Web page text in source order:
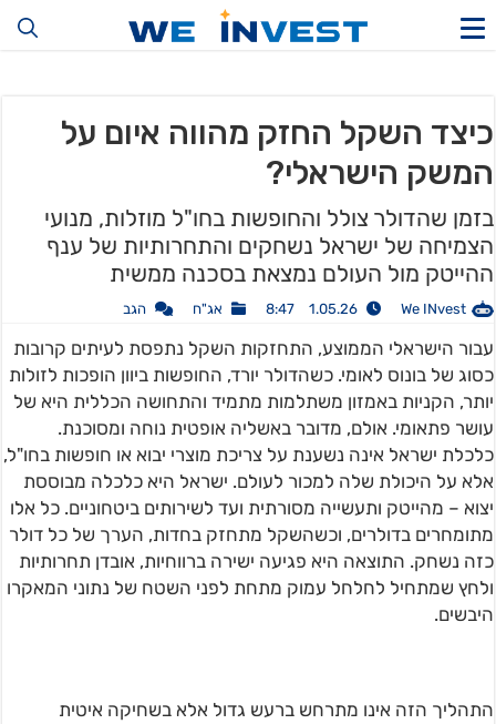
כיצד השקל החזק מהווה איום על
המשק הישראלי?
בזמן שהדולר צולל והחופשות בחו"ל מוזלות, מנועי
הצמיחה של ישראל נשחקים והתחרותיות של ענף
ההייטק מול העולם נמצאת בסכנה ממשית
We INvest
1.05.26 8:47 אג"ח הגב
עבור הישראלי הממוצע, התחזקות השקל נתפסת לעיתים קרובות
כסוג של בונוס לאומי. כשהדולר יורד, החופשות ביוון הופכות לזולות
יותר, הקניות באמזון משתלמות מתמיד והתחושה הכללית היא של
עושר פתאומי. אולם, מדובר באשליה אופטית נוחה ומסוכנת.
כלכלת ישראל אינה נשענת על צריכת מוצרי יבוא או חופשות בחו"ל,
אלא על היכולת שלה למכור לעולם. ישראל היא כלכלה מבוססת
יצוא – מהייטק ותעשייה מסורתית ועד לשירותים ביטחוניים. כל אלו
מתומחרים בדולרים, וכשהשקל מתחזק בחדות, הערך של כל דולר
כזה נשחק. התוצאה היא פגיעה ישירה ברווחיות, אובדן תחרותיות
ולחץ שמתחיל לחלחל עמוק מתחת לפני השטח של נתוני המאקרו
היבשים.
התהליך הזה אינו מתרחש ברעש גדול אלא בשחיקה איטית